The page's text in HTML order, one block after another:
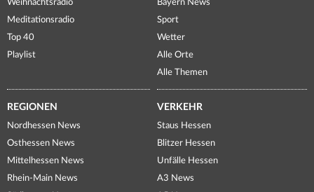
Weihnachtsradio
Meditationsradio
Top 40
Playlist
Bayern News
Sport
Wetter
Alle Orte
Alle Themen
REGIONEN
Nordhessen News
Osthessen News
Mittelhessen News
Rhein-Main News
VERKEHR
Staus Hessen
Blitzer Hessen
Unfälle Hessen
A3 News